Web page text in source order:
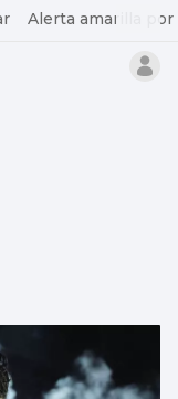
Alerta amarilla por